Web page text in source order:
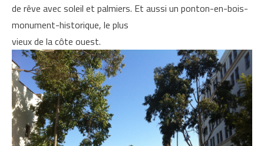
de rêve avec soleil et palmiers. Et aussi un ponton-en-bois-
monument-historique, le plus
vieux de la côte ouest.